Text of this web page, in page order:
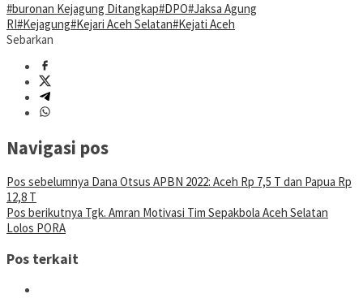
#buronan Kejagung Ditangkap#DPO#Jaksa Agung
RI#Kejagung#Kejari Aceh Selatan#Kejati Aceh
Sebarkan
Navigasi pos
Pos sebelumnya Dana Otsus APBN 2022: Aceh Rp 7,5 T dan Papua Rp
12,8 T
Pos berikutnya Tgk. Amran Motivasi Tim Sepakbola Aceh Selatan
Lolos PORA
Pos terkait